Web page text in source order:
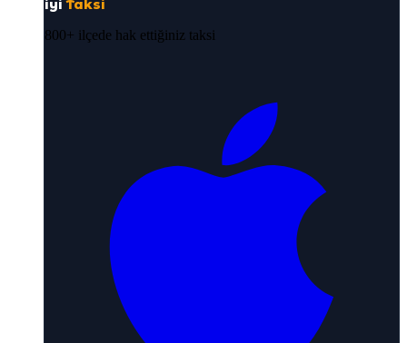
iyi Taksi
800+ ilçede hak ettiğiniz taksi